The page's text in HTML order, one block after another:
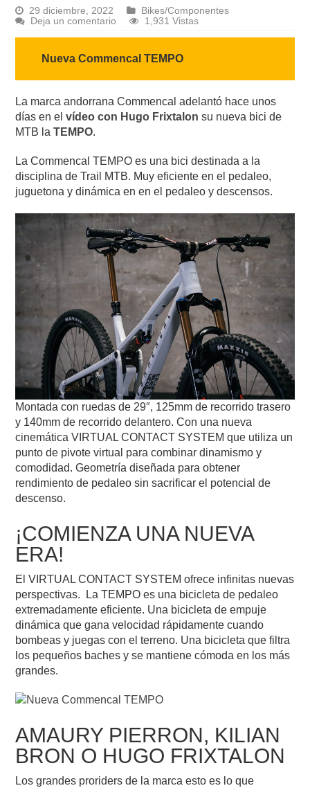
29 diciembre, 2022
Bikes/Componentes
Deja un comentario
1,931 Vistas
Nueva Commencal TEMPO
La marca andorrana Commencal adelantó hace unos
días en elvídeo con Hugo Frixtalon su nueva bici de
MTB laTEMPO.
La Commencal TEMPO es una bici destinada a la
disciplina de Trail MTB. Muy eficiente en el pedaleo,
juguetona y dinámica en en el pedaleo y descensos.
Montada con ruedas de 29″, 125mm de recorrido trasero
y 140mm de recorrido delantero. Con una nueva
cinemática VIRTUAL CONTACT SYSTEM que utiliza un
punto de pivote virtual para combinar dinamismo y
comodidad. Geometría diseñada para obtener
rendimiento de pedaleo sin sacrificar el potencial de
descenso.
¡COMIENZA UNA NUEVA
ERA!
El VIRTUAL CONTACT SYSTEM ofrece infinitas nuevas
perspectivas. La TEMPO es una bicicleta de pedaleo
extremadamente eficiente. Una bicicleta de empuje
dinámica que gana velocidad rápidamente cuando
bombeas y juegas con el terreno. Una bicicleta que filtra
los pequeños baches y se mantiene cómoda en los más
grandes.
AMAURY PIERRON, KILIAN
BRON O HUGO FRIXTALON
Los grandes proriders de la marca esto es lo que